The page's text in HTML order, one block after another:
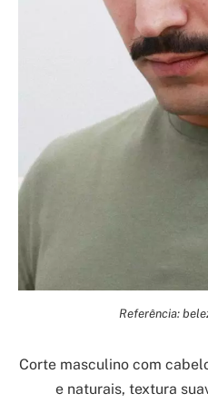
Referência:
Corte masculino com
e naturais, textura